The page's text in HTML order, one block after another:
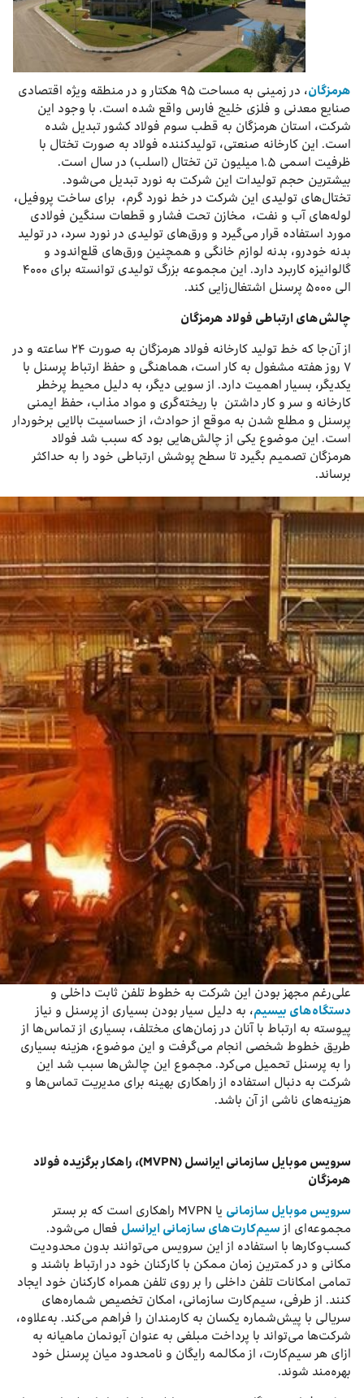
هرمزگان
، در زمینی به مساحت ۹۵ هکتار و در منطقه ویژه اقتصادی
صنایع معدنی و فلزی خلیج فارس واقع شده است. با وجود این
شرکت، استان هرمزگان به قطب سوم فولاد کشور تبدیل شده
است. این کارخانه صنعتی، تولیدکننده فولاد به صورت تختال با
ظرفیت اسمی ۱.۵ میلیون تن تختال (اسلب) در سال است.
بیشترین حجم تولیدات این شرکت به نورد تبدیل می‌شود.
تختال‌های تولیدی این شرکت در خط نورد گرم، برای ساخت پروفیل،
لوله‌های آب و نفت، مخازن تحت فشار و قطعات سنگین فولادی
مورد استفاده قرار می‌گیرد و ورق‌های تولیدی در نورد سرد، در تولید
بدنه خودرو، بدنه لوازم خانگی و همچنین ورق‌های قلع‌اندود و
گالوانیزه کاربرد دارد. این مجموعه بزرگ تولیدی توانسته برای ۴۰۰۰
الی ۵۰۰۰ پرسنل اشتغال‌زایی کند.
چالش‌های ارتباطی فولاد هرمزگان
از آن‌جا که خط تولید کارخانه فولاد هرمزگان به صورت ۲۴ ساعته و در
۷ روز هفته مشغول به کار است، هماهنگی و حفظ ارتباط پرسنل با
یکدیگر، بسیار اهمیت دارد. از سویی دیگر، به دلیل محیط پرخطر
کارخانه و سر و کار داشتن با ریخته‌گری و مواد مذاب، حفظ ایمنی
پرسنل و مطلع شدن به موقع از حوادث، از حساسیت بالایی برخوردار
است. این موضوع یکی از چالش‌هایی بود که سبب شد فولاد
هرمزگان تصمیم بگیرد تا سطح پوشش ارتباطی خود را به حداکثر
برساند.
علی‌رغم مجهز بودن این شرکت به خطوط تلفن ثابت داخلی و
دستگاه‌های بیسیم، به دلیل سیار بودن بسیاری از پرسنل و نیاز
پیوسته به ارتباط با آنان در زمان‌های مختلف، بسیاری از تماس‌ها از
طریق خطوط شخصی انجام می‌گرفت و این موضوع، هزینه بسیاری
را به پرسنل تحمیل می‌کرد. مجموع این چالش‌ها سبب شد این
شرکت به دنبال استفاده از راهکاری بهینه برای مدیریت تماس‌ها و
هزینه‌های ناشی از آن باشد.
سرویس موبایل سازمانی ایرانسل (MVPN)
، راهکار برگزیده فولاد
هرمزگان
سرویس موبایل سازمانی
یا MVPN راهکاری است که بر بستر
مجموعه‌ای از سیم‌کارت‌های سازمانی ایرانسل فعال می‌شود.
کسب‌وکارها با استفاده از این سرویس می‌توانند بدون محدودیت
مکانی و در کمترین زمان ممکن با کارکنان خود در ارتباط باشند و
تمامی امکانات تلفن داخلی را بر روی تلفن همراه کارکنان خود ایجاد
کنند. از طرفی، سیم‌کارت سازمانی، امکان تخصیص شماره‌های
سریالی با پیش‌شماره یکسان به کارمندان را فراهم می‌کند. به‌علاوه،
شرکت‌ها می‌تواند با پرداخت مبلغی به عنوان آبونمان ماهیانه به
ازای هر سیم‌کارت، از مکالمه رایگان و نامحدود میان پرسنل خود
بهره‌مند شوند.